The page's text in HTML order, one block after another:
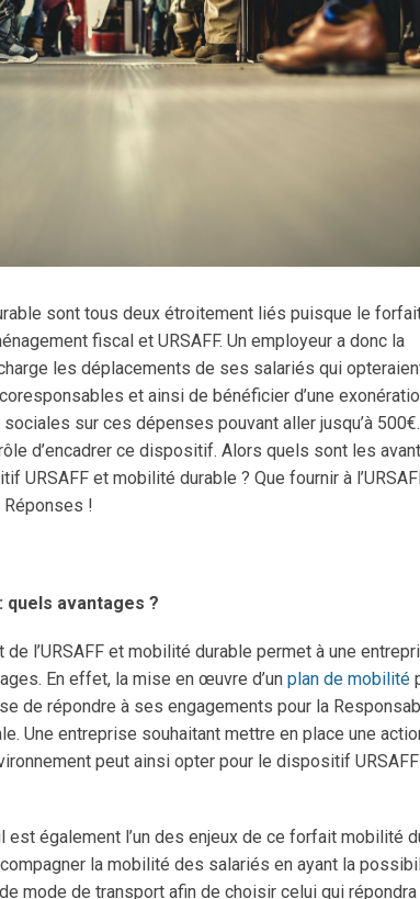
sont tous deux étroitement liés puisque le
fiscal et URSAFF. Un employeur a donc la
les déplacements de ses salariés qui
et ainsi de bénéficier d’une
sur ces dépenses pouvant aller jusqu’à 500€.
rôle d’encadrer ce dispositif. Alors quels sont les
URSAFF et mobilité durable ? Que fournir à
!
avantages ?
l’URSAFF et mobilité durable permet à une
En effet, la mise en œuvre d’unplan de mobilité
de répondre à ses engagements pour la
Une entreprise souhaitant mettre en place une
peut ainsi opter pour le dispositif
est également l’un des enjeux de ce forfait mobilité
la mobilité des salariés en ayant la
mode de transport afin de choisir celui qui répondra